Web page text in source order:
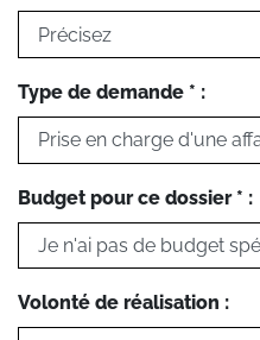
Type de demande * :
Budget pour ce dossier * :
Volonté de réalisation :